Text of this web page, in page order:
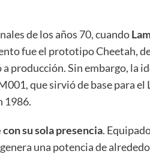
de los años 70, cuando
fue el prototipo Cheetah,
producción. Sin embargo, la
que sirvió de base para
1986.
su sola presencia.
una potencia de